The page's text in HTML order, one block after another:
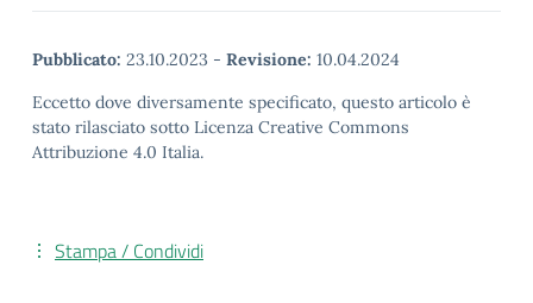
Pubblicato: 23.10.2023 - Revisione: 10.04.2024
Eccetto dove diversamente specificato, questo articolo è
stato rilasciato sotto Licenza Creative Commons
Attribuzione 4.0 Italia.
Stampa / Condividi